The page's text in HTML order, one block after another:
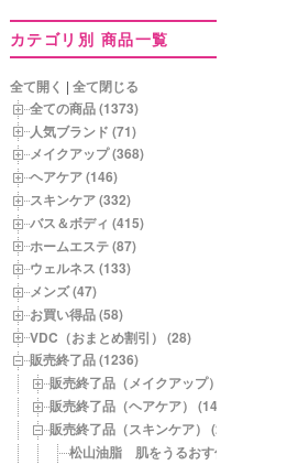
年
月
別
商
品
一
覧
カテゴリ別 商品一覧
全て開く | 全て閉じる
全ての商品 (1373)
人気ブランド (71)
メイクアップ (368)
ヘアケア (146)
スキンケア (332)
バス＆ボディ (415)
ホームエステ (87)
ウェルネス (133)
メンズ (47)
お買い得品 (58)
VDC（おまとめ割引） (28)
販売終了品 (1236)
販売終了品（メイクアップ） (269)
販売終了品（ヘアケア） (144)
販売終了品（スキンケア） (250)
松山油脂 肌をうるおす保湿乳液